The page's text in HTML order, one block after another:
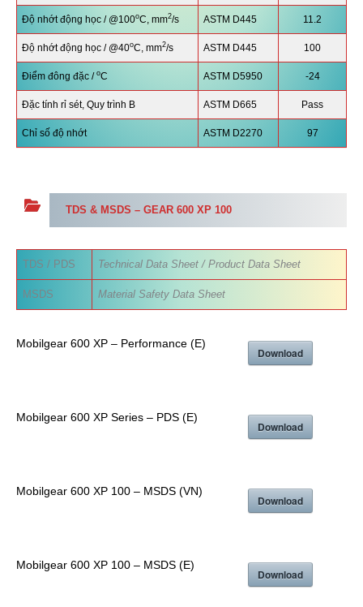
Độ nhớt động học / @100oC, mm2/s ASTM D445 11.2
Độ nhớt động học / @40oC, mm2/s ASTM D445 100
Điểm đông đặc / oC ASTM D5950 -24
Đặc tính rỉ sét, Quy trình B ASTM D665 Pass
Chỉ số độ nhớt ASTM D2270 97
TDS & MSDS –GEAR 600 XP 100
TDS / PDS Technical Data Sheet / Product Data Sheet
MSDS Material Safety Data Sheet
Mobilgear 600 XP – Performance (E)
Download
Mobilgear 600 XP Series – PDS (E)
Download
Mobilgear 600 XP 100 – MSDS (VN)
Download
Mobilgear 600 XP 100 – MSDS (E)
Download